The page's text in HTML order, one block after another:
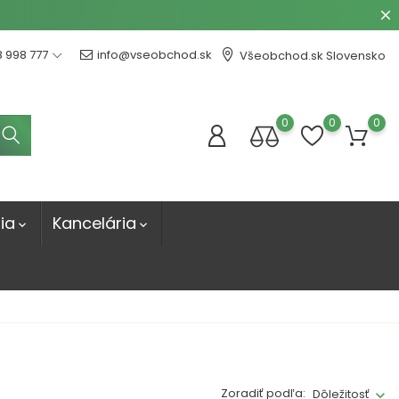
998 777 info@vseobchod.sk Všeobchod.sk Slovensko
0 0 0
 Kancelária 
Zoradiť podľa: Dôležitosť